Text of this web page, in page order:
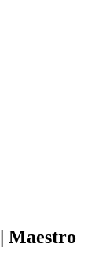
Maestro